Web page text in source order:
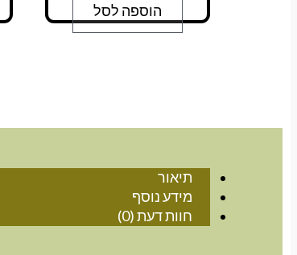
הוספה לסל
תיאור
מידע נוסף
חוות דעת (0)